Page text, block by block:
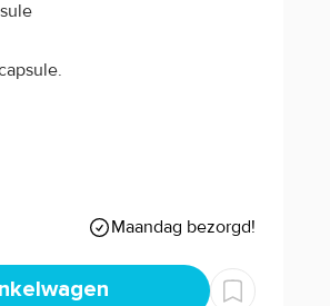
Maandag bezorgd!